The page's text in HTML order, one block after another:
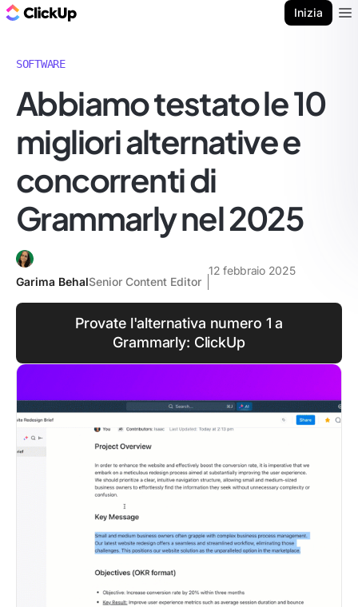
Inizia
SOFTWARE
Abbiamo testato le 10
migliori alternative e
concorrenti di
Grammarly nel 2025
Garima BehalSenior Content Editor
12 febbraio 2025
Provate l'alternativa numero 1 a
Grammarly: ClickUp